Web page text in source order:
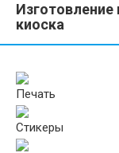
киоска
Печать
Стикеры